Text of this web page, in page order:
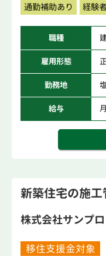
通勤補助あり 経験
職種
雇用形態
勤務地
給与
新築住宅の施
株式会社サンプロ
移住支援金対象